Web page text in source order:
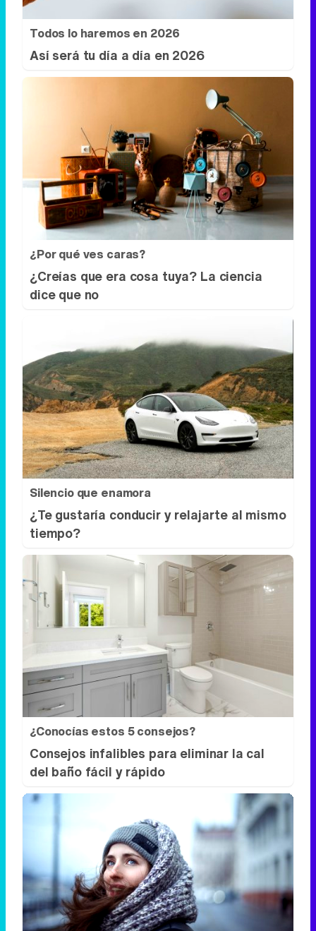
¿Por qué ves caras?
¿Creías que era cosa tuya? La ciencia
dice que no
Silencio que enamora
¿Te gustaría conducir y relajarte al mismo
tiempo?
¿Conocías estos 5 consejos?
Consejos infalibles para eliminar la cal
del baño fácil y rápido
No es tu imaginación
Hay una razón por la que el frío se nota
más de noche